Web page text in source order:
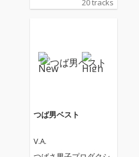
20 tracks
つば男ベスト
V.A.